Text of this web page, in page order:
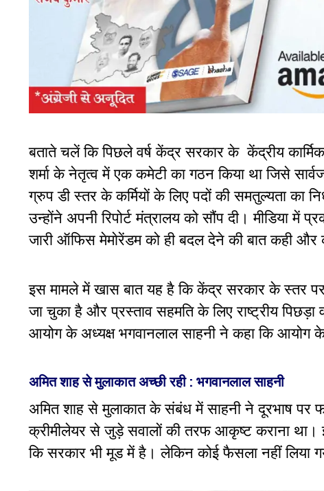
बताते चलें कि पिछले वर्ष केंद्र सरकार के केंद्रीय
शर्मा के नेतृत्व में एक कमेटी का गठन किया था जिसे
ग्रुप डी स्तर के कर्मियों के लिए पदों की समतुल्यता का
उन्होंने अपनी रिपोर्ट मंत्रालय को सौंप दी। मीडिया में
जारी ऑफिस मेमाेरेंडम को ही बदल देने की बात कही और
इस मामले में खास बात यह है कि केंद्र सरकार के स्तर पर
जा चुका है और प्रस्ताव सहमति के लिए राष्ट्रीय
आयोग के अध्यक्ष भगवानलाल साहनी ने कहा कि आयोग
अमित शाह से मुलाकात अच्छी रही : भगवानलाल साहनी
अमित शाह से मुलाकात के संबंध में साहनी ने दूरभाष पर
क्रीमीलेयर से जुड़े सवालों की तरफ आकृष्ट कराना
कि सरकार भी मूड में है। लेकिन कोई फैसला नहीं लिया